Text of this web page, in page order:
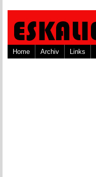
Home Archiv Links